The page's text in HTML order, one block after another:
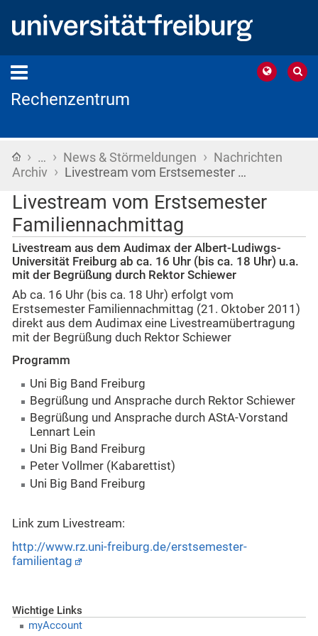
Rechenzentrum
Startseite
› … › News & Störmeldungen › Nachrichten
Archiv › Livestream vom Erstsemester …
Livestream vom Erstsemester
Familiennachmittag
Livestream aus dem Audimax der Albert-Ludiwgs-
Universität Freiburg ab ca. 16 Uhr (bis ca. 18 Uhr) u.a.
mit der Begrüßung durch Rektor Schiewer
Ab ca. 16 Uhr (bis ca. 18 Uhr) erfolgt vom
Erstsemester Familiennachmittag (21. Oktober 2011)
direkt aus dem Audimax eine Livestreamübertragung
mit der Begrüßung duch Rektor Schiewer
Programm
Uni Big Band Freiburg
Begrüßung und Ansprache durch Rektor Schiewer
Begrüßung und Ansprache durch AStA-Vorstand
Lennart Lein
Uni Big Band Freiburg
Peter Vollmer (Kabarettist)
Uni Big Band Freiburg
Link zum Livestream:
http://www.rz.uni-freiburg.de/erstsemester-
familientag
Wichtige Links
myAccount